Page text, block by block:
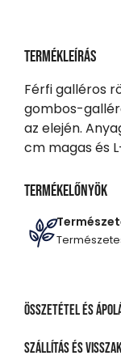
Termékleírás
Férfi galléros
gombos-
az elején.
cm magas és
Termékelőnyök
Összetétel és
Szállítás és